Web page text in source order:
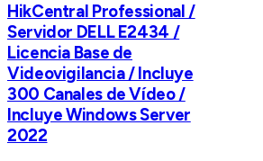
HikCentral Professional /
Servidor DELL E2434 /
Licencia Base de
Videovigilancia / Incluye
300 Canales de Vídeo /
Incluye Windows Server
2022